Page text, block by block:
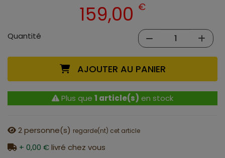
159,00 €
Quantité
AJOUTER AU PANIER
Plus que 1 article(s) en stock
2personne(s) regarde(nt) cet article
+ 0,00 €livré chez vous